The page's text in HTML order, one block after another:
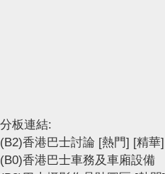
分板連結:
(B2)香港巴士討論 [熱門] [精華]
(B0)香港巴士車務及車廂設備